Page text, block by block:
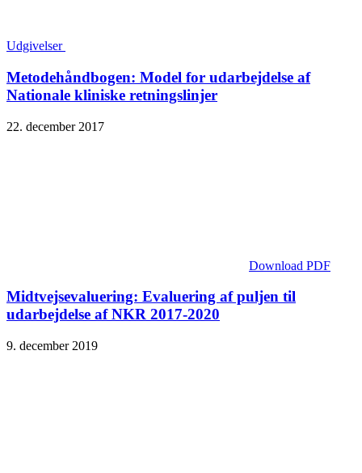
Udgivelser
Metodehåndbogen: Model for udarbejdelse af
Nationale kliniske retningslinjer
22. december 2017
Download PDF
Midtvejsevaluering: Evaluering af puljen til
udarbejdelse af NKR 2017-2020
9. december 2019